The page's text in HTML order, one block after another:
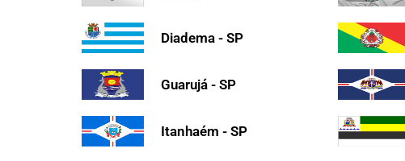
Diadema - SP
Guarujá - SP
Itanhaém - SP